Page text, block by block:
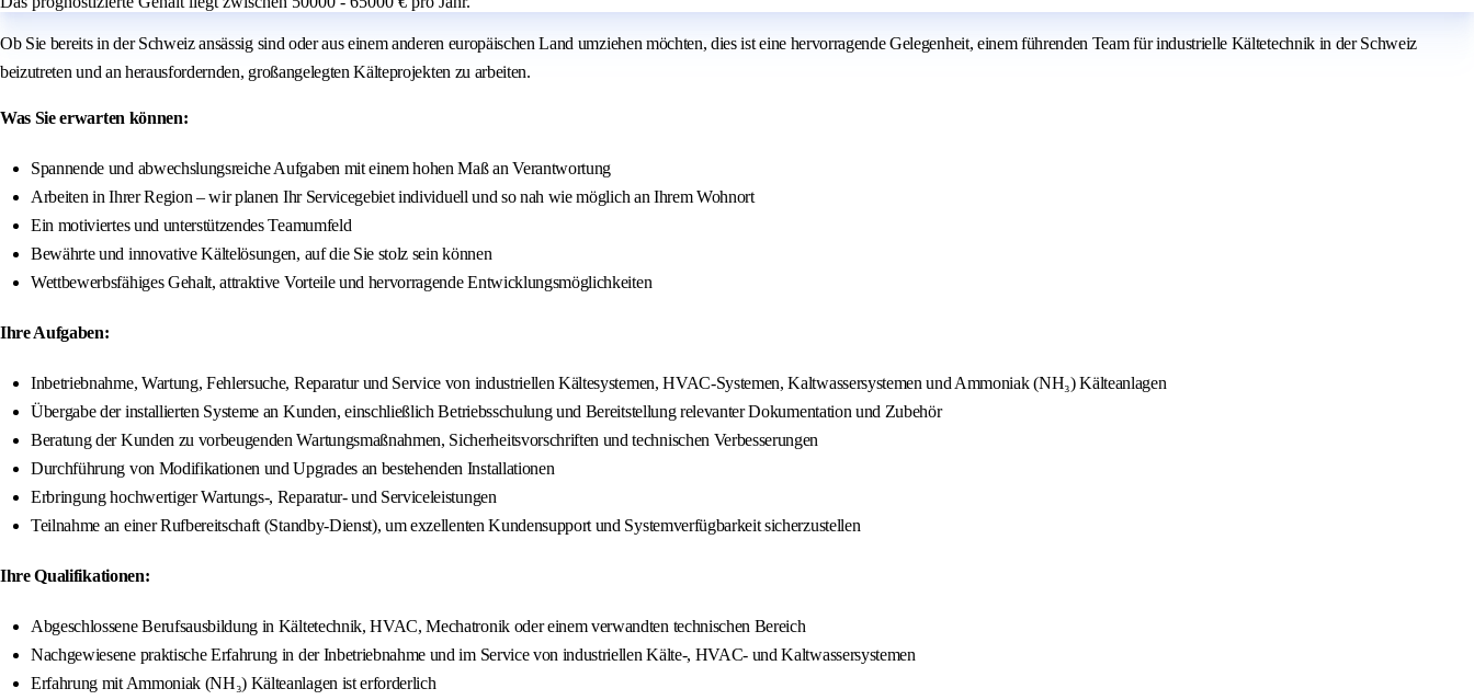
Ob Sie bereits in der Schweiz ansässig sind oder aus einem anderen europäischen Land umziehen möchten, dies ist eine hervorragende Gelegenheit, einem führenden Team für industrielle Kältetechnik in der Schweiz
beizutreten und an herausfordernden, großangelegten Kälteprojekten zu arbeiten.
Was Sie erwarten können:
Spannende und abwechslungsreiche Aufgaben mit einem hohen Maß an Verantwortung
Arbeiten in Ihrer Region – wir planen Ihr Servicegebiet individuell und so nah wie möglich an Ihrem Wohnort
Ein motiviertes und unterstützendes Teamumfeld
Bewährte und innovative Kältelösungen, auf die Sie stolz sein können
Wettbewerbsfähiges Gehalt, attraktive Vorteile und hervorragende Entwicklungsmöglichkeiten
Ihre Aufgaben:
Inbetriebnahme, Wartung, Fehlersuche, Reparatur und Service von industriellen Kältesystemen, HVAC-Systemen, Kaltwassersystemen und Ammoniak (NH₃) Kälteanlagen
Übergabe der installierten Systeme an Kunden, einschließlich Betriebsschulung und Bereitstellung relevanter Dokumentation und Zubehör
Beratung der Kunden zu vorbeugenden Wartungsmaßnahmen, Sicherheitsvorschriften und technischen Verbesserungen
Durchführung von Modifikationen und Upgrades an bestehenden Installationen
Erbringung hochwertiger Wartungs-, Reparatur- und Serviceleistungen
Teilnahme an einer Rufbereitschaft (Standby-Dienst), um exzellenten Kundensupport und Systemverfügbarkeit sicherzustellen
Ihre Qualifikationen:
Abgeschlossene Berufsausbildung in Kältetechnik, HVAC, Mechatronik oder einem verwandten technischen Bereich
Nachgewiesene praktische Erfahrung in der Inbetriebnahme und im Service von industriellen Kälte-, HVAC- und Kaltwassersystemen
Erfahrung mit Ammoniak (NH₃) Kälteanlagen ist erforderlich